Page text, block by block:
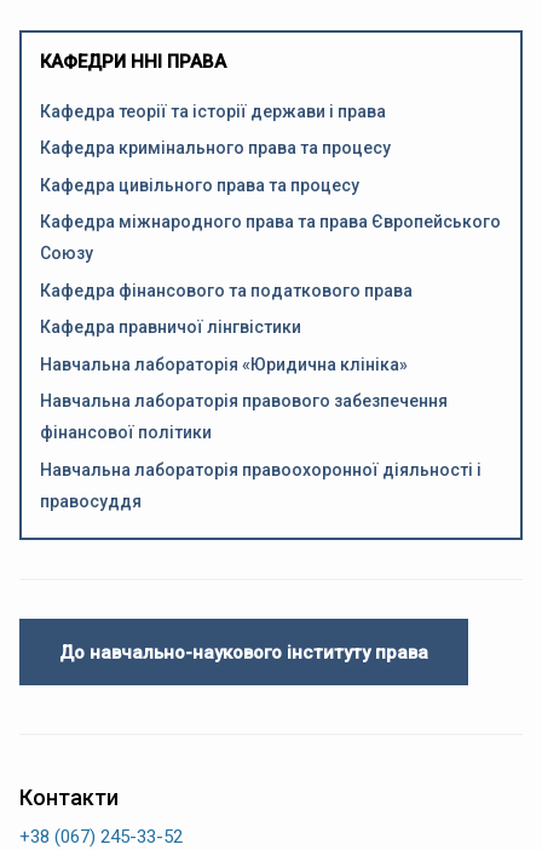
КАФЕДРИ ННІ ПРАВА
Кафедра теорії та історії держави і права
Кафедра кримінального права та процесу
Кафедра цивільного права та процесу
Кафедра міжнародного права та права Європейського
Союзу
Кафедра фінансового та податкового права
Кафедра правничої лінгвістики
Навчальна лабораторія «Юридична клініка»
Навчальна лабораторія правового забезпечення
фінансової політики
Навчальна лабораторія правоохоронної діяльності і
правосуддя
До навчально-наукового інституту права
Контакти
+38 (067) 245-33-52